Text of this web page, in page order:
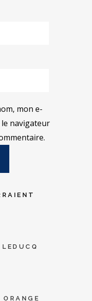
mon e-
navigateur